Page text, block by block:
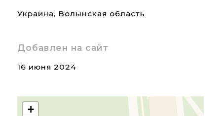
Украина, Волынская область
Добавлен на сайт
16 июня 2024
+